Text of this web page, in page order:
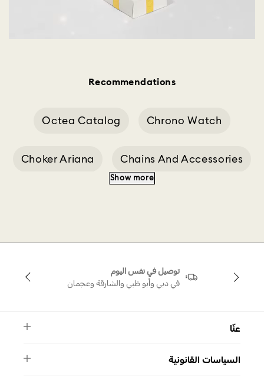
Recommendations
Chrono Watch
Octea Catalog
Chains And Accessories
Choker Ariana
Show more
توصيل في نفس اليوم
في دبي وأبو ظبي والشارقة وعجمان
عنّا
الأسئلة الشائعة
السياسات القانونية